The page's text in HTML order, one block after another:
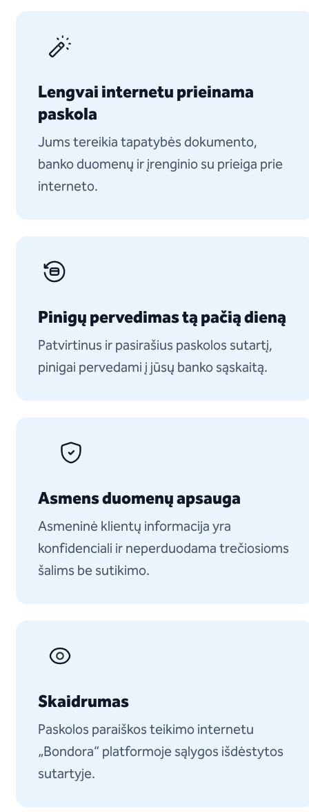
Lengvai internetu prieinama
paskola
Jums tereikia tapatybės dokumento,
banko duomenų ir įrenginio su prieiga prie
interneto.
Pinigų pervedimas tą pačią dieną
Patvirtinus ir pasirašius paskolos sutartį,
pinigai pervedami į jūsų banko sąskaitą.
Asmens duomenų apsauga
Asmeninė klientų informacija yra
konfidenciali ir neperduodama trečiosioms
šalims be sutikimo.
Skaidrumas
Paskolos paraiškos teikimo internetu
„Bondora“ platformoje sąlygos išdėstytos
sutartyje.